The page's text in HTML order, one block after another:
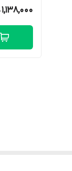
1,138,000